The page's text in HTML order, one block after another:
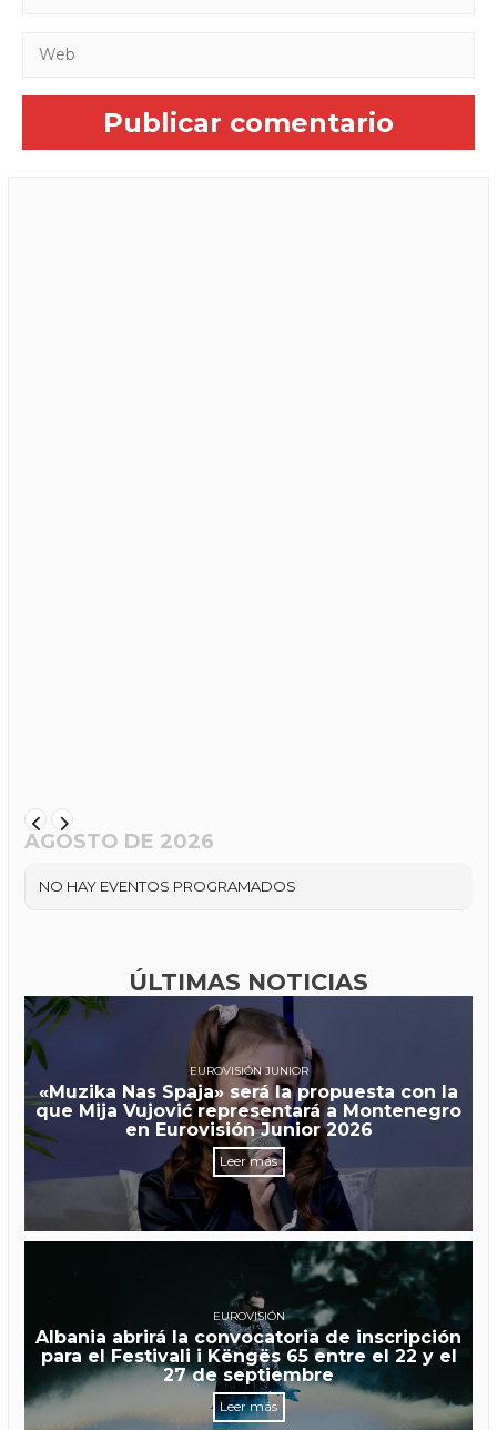
AGOSTO DE 2026
NO HAY EVENTOS PROGRAMADOS
ÚLTIMAS NOTICIAS
EUROVISIÓN JUNIOR
«Muzika Nas Spaja» será la propuesta con la
que Mija Vujović representará a Montenegro
en Eurovisión Junior 2026
Leer más
EUROVISIÓN
Albania abrirá la convocatoria de inscripción
para el Festivali i Këngës 65 entre el 22 y el
27 de septiembre
Leer más